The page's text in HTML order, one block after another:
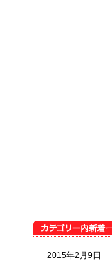
2015年2月9日